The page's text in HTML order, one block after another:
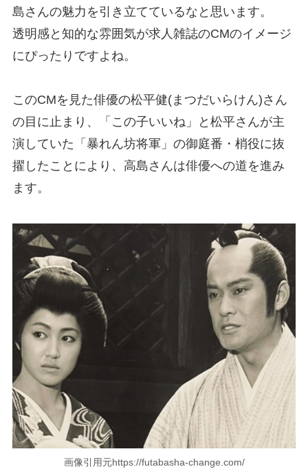
島さんの魅力を引き立てているなと思います。
透明感と知的な雰囲気が求人雑誌のCMのイメージ
にぴったりですよね。
このCMを見た俳優の松平健(まつだいらけん)さん
の目に止まり、「この子いいね」と松平さんが主
演していた「暴れん坊将軍」の御庭番・梢役に抜
擢したことにより、高島さんは俳優への道を進み
ます。
画像引用元https://futabasha-change.com/